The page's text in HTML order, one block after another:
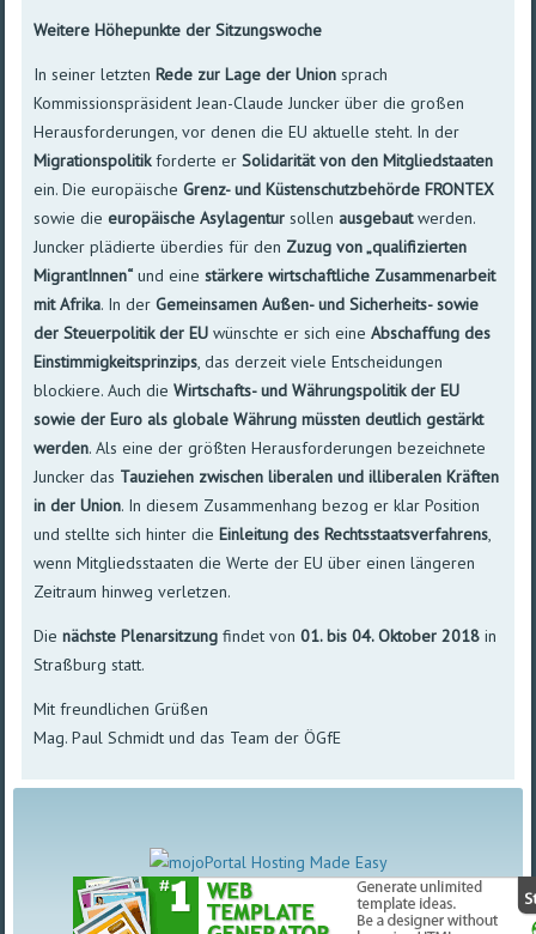
Weitere Höhepunkte der Sitzungswoche
In seiner letztenRede zur Lage der Unionsprach
Kommissionspräsident Jean-Claude Juncker über die großen
Herausforderungen, vor denen die EU aktuelle steht. In der
Migrationspolitikforderte erSolidarität von den Mitgliedstaaten
ein. Die europäischeGrenz- und Küstenschutzbehörde FRONTEX
sowie dieeuropäische Asylagentursollenausgebautwerden.
Juncker plädierte überdies für den Zuzug von „qualifizierten
MigrantInnen“ und einestärkere wirtschaftliche Zusammenarbeit
mit Afrika. In derGemeinsamen Außen- und Sicherheits- sowie
der Steuerpolitik der EU wünschte er sich eineAbschaffung des
Einstimmigkeitsprinzips, das derzeit viele Entscheidungen
blockiere. Auch dieWirtschafts- und Währungspolitik der EU
sowie der Euro als globale Währung müssten deutlich gestärkt
werden. Als eine der größten Herausforderungen bezeichnete
Juncker das Tauziehen zwischen liberalen und illiberalen Kräften
in der Union. In diesem Zusammenhang bezog er klar Position
und stellte sich hinter dieEinleitung des Rechtsstaatsverfahrens,
wenn Mitgliedsstaaten die Werte der EU über einen längeren
Zeitraum hinweg verletzen.
Dienächste Plenarsitzung findet von01. bis 04. Oktober 2018 in
Straßburg statt.
Mit freundlichen Grüßen
Mag. Paul Schmidt und das Team der ÖGfE